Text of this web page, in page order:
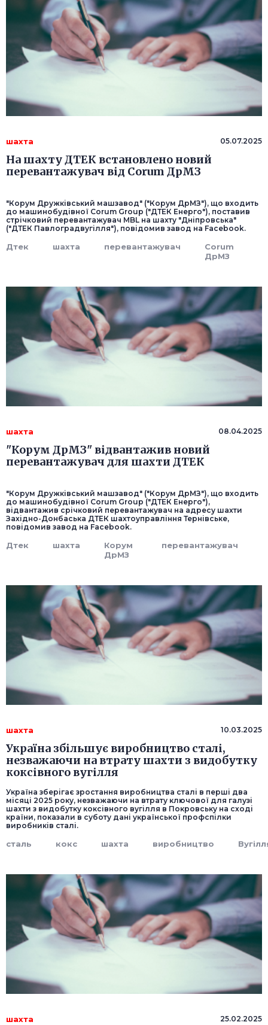
шахта 05.07.2025
На шахту ДТЕК встановлено новий
перевантажувач від Corum ДрМЗ
"Корум Дружківський машзавод" ("Корум ДрМЗ"), що входить
до машинобудівної Corum Group ("ДТЕК Енерго"), поставив
стрічковий перевантажувач MBL на шахту "Дніпровська"
("ДТЕК Павлоградвугілля"), повідомив завод на Facebook.
Дтек шахта перевантажувач
Corum
ДрМЗ
шахта 08.04.2025
"Корум ДрМЗ" відвантажив новий
перевантажувач для шахти ДТЕК
"Корум Дружківський машзавод" ("Корум ДрМЗ"), що входить
до машинобудівної Corum Group ("ДТЕК Енерго"),
відвантажив срічковий перевантажувач на адресу шахти
Західно-Донбаська ДТЕК шахтоуправління Тернівське,
повідомив завод на Facebook.
Дтек шахта
Корум
ДрМЗ
перевантажувач
шахта 10.03.2025
Україна збільшує виробництво сталі,
незважаючи на втрату шахти з видобутку
коксівного вугілля
Україна зберігає зростання виробництва сталі в перші два
місяці 2025 року, незважаючи на втрату ключової для галузі
шахти з видобутку коксівного вугілля в Покровську на сході
країни, показали в суботу дані української профспілки
виробників сталі.
сталь кокс шахта виробництво
шахта 25.02.2025